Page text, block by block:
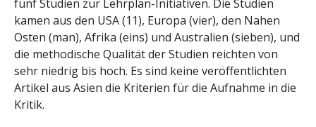
fünf Studien zur Lehrplan-Initiativen. Die Studien
kamen aus den USA (11), Europa (vier), den Nahen
Osten (man), Afrika (eins) und Australien (sieben), und
die methodische Qualität der Studien reichten von
sehr niedrig bis hoch. Es sind keine veröffentlichten
Artikel aus Asien die Kriterien für die Aufnahme in die
Kritik.